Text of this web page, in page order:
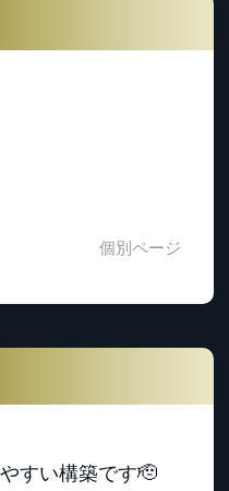
個別ページ
すい構築です🫡